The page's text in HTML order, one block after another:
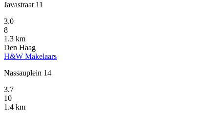
Javastraat 11
3.0
8
1.3 km
Den Haag
H&W Makelaars
Nassauplein 14
3.7
10
1.4 km